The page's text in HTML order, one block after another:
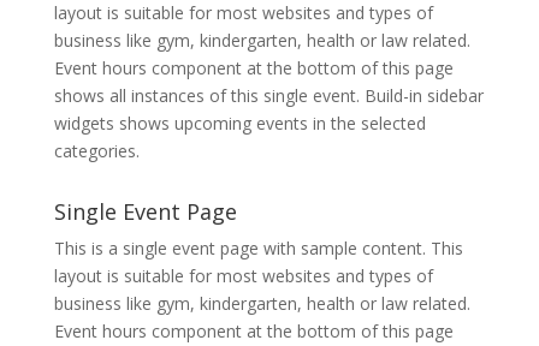
layout is suitable for most websites and types of
business like gym, kindergarten, health or law related.
Event hours component at the bottom of this page
shows all instances of this single event. Build-in sidebar
widgets shows upcoming events in the selected
categories.
Single Event Page
This is a single event page with sample content. This
layout is suitable for most websites and types of
business like gym, kindergarten, health or law related.
Event hours component at the bottom of this page